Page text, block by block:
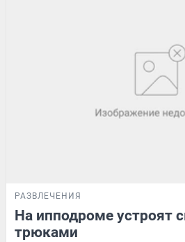
РАЗВЛЕЧЕНИЯ
На ипподроме устроят
трюками